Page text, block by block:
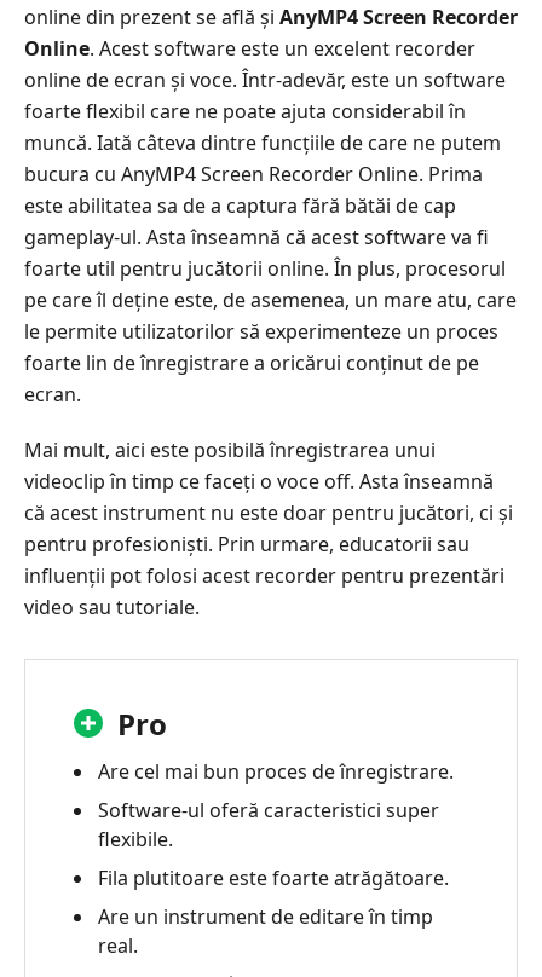
online din prezent se află și AnyMP4 Screen Recorder
Online. Acest software este un excelent recorder
online de ecran și voce. Într-adevăr, este un software
foarte flexibil care ne poate ajuta considerabil în
muncă. Iată câteva dintre funcțiile de care ne putem
bucura cu AnyMP4 Screen Recorder Online. Prima
este abilitatea sa de a captura fără bătăi de cap
gameplay-ul. Asta înseamnă că acest software va fi
foarte util pentru jucătorii online. În plus, procesorul
pe care îl deține este, de asemenea, un mare atu, care
le permite utilizatorilor să experimenteze un proces
foarte lin de înregistrare a oricărui conținut de pe
ecran.
Mai mult, aici este posibilă înregistrarea unui
videoclip în timp ce faceți o voce off. Asta înseamnă
că acest instrument nu este doar pentru jucători, ci și
pentru profesioniști. Prin urmare, educatorii sau
influenții pot folosi acest recorder pentru prezentări
video sau tutoriale.
Pro
Are cel mai bun proces de înregistrare.
Software-ul oferă caracteristici super
flexibile.
Fila plutitoare este foarte atrăgătoare.
Are un instrument de editare în timp
real.